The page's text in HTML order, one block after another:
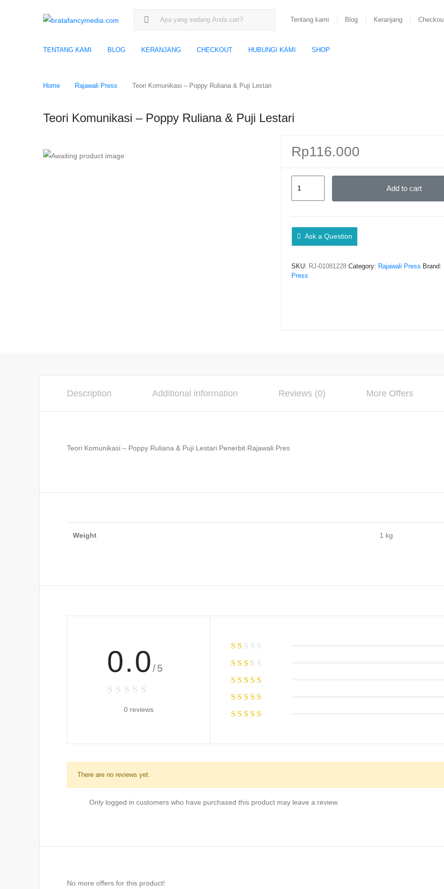
Search for:
Tentang kami Blog Keranjang
TENTANG KAMI BLOG KERANJANG CHECKOUT HUBUNGI KAMI SHOP
Home Rajawali Press Teori Komunikasi – Poppy Ruliana & Puji Lestari
Teori Komunikasi – Poppy Ruliana & Puji Lestari
Rp116.000
Ruliana
&
Lestari
Add to cart
Ask a Question
SKU: RJ-01081228 Category: Rajawali Press Brand:
Press
Description Additional information Reviews (0) More Offers
Teori Komunikasi – Poppy Ruliana & Puji Lestari Penerbit Rajawali Pres
Weight 1 kg
0.0 /5
0 reviews
There are no reviews yet.
Only logged in customers who have purchased this product may leave a review.
No more offers for this product!